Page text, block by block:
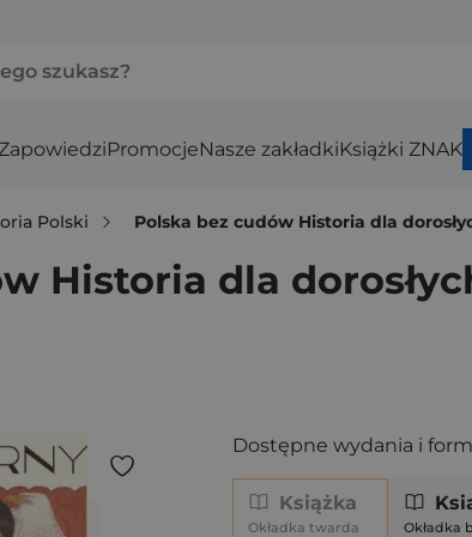
PromocjeNasze zakładkiKsiążki ZNAK
Polski Polska bez cudów Historia dla
Historia dla
Dostępne wydania i
Książka
Okładka twarda Okładka